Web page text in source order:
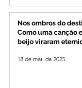
Nos ombros do
Como uma canção
beijo viraram
18 de mai. de 2025